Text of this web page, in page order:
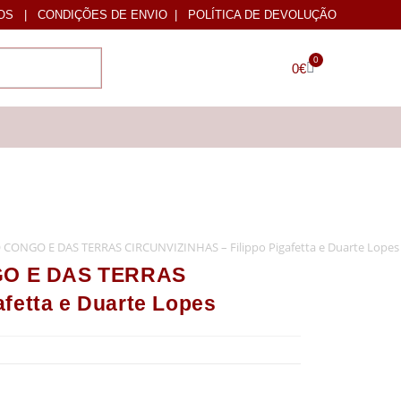
| CONDIÇÕES DE ENVIO | POLÍTICA DE DEVOLUÇÃO
0€
0
CONGO E DAS TERRAS CIRCUNVIZINHAS – Filippo Pigafetta e Duarte Lopes
E DAS TERRAS
e Duarte Lopes